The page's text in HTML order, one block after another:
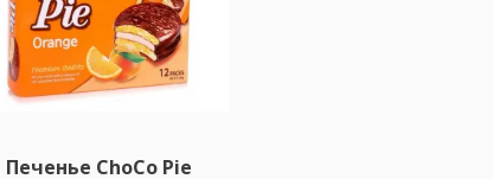
Печенье СhoСo Pie